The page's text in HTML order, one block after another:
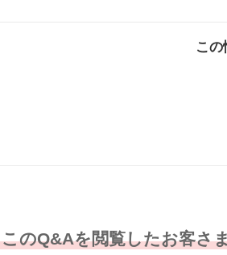
この
このQ&Aを閲覧したお客さ